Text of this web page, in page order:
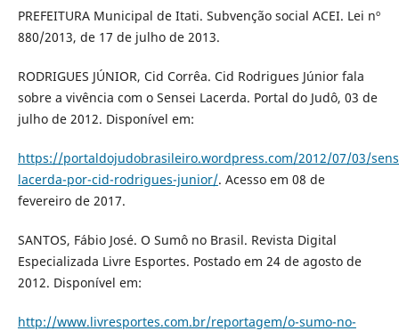
PREFEITURA Municipal de Itati. Subvenção social ACEI. Lei nº
880/2013, de 17 de julho de 2013.
RODRIGUES JÚNIOR, Cid Corrêa. Cid Rodrigues Júnior fala
sobre a vivência com o Sensei Lacerda. Portal do Judô, 03 de
julho de 2012. Disponível em:
https://portaldojudobrasileiro.wordpress.com/2012/07/03/
lacerda-por-cid-rodrigues-junior/. Acesso em 08 de
fevereiro de 2017.
SANTOS, Fábio José. O Sumô no Brasil. Revista Digital
Especializada Livre Esportes. Postado em 24 de agosto de
2012. Disponível em:
http://www.livresportes.com.br/reportagem/o-sumo-no-